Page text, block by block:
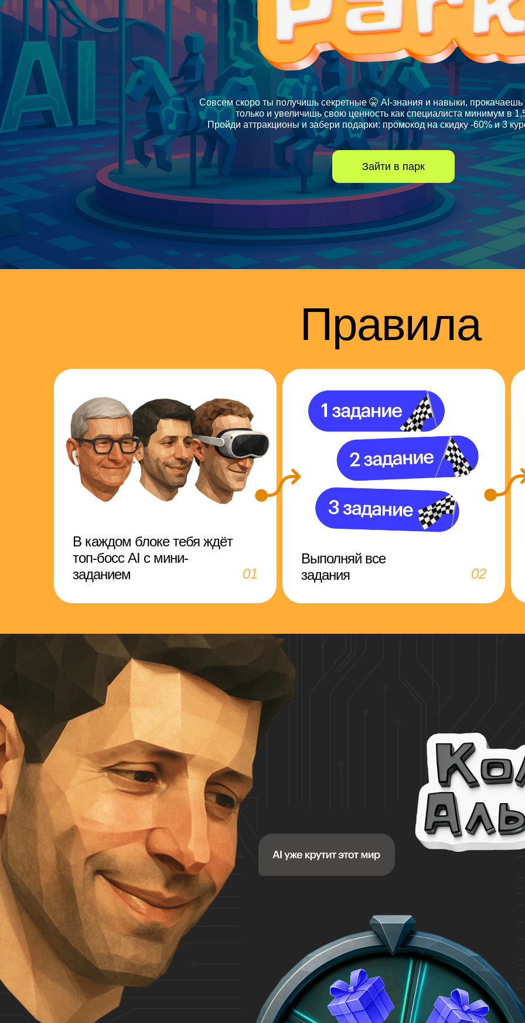
Совсем скоро ты получишь секретные 🤫 AI-знания и навыки, прокачаешь
только и увеличишь свою ценность как специалиста минимум в
Пройди аттракционы и забери подарки: промокод на скидку -60% и 3
Зайти в парк
Правила
В каждом блоке тебя ждёт
топ-босс AI с мини-
заданием
01
Выполняй все
задания
02